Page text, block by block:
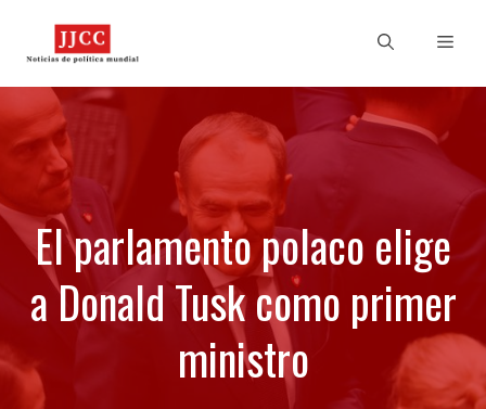
El parlamento polaco elige
a Donald Tusk como primer
ministro